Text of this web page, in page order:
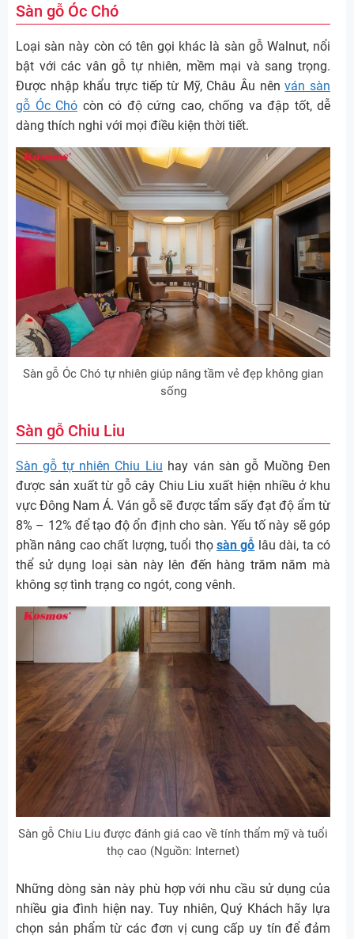
Sàn gỗ Óc Chó
Loại sàn này còn có tên gọi khác là sàn gỗ Walnut, nổi
bật với các vân gỗ tự nhiên, mềm mại và sang trọng.
Được nhập khẩu trực tiếp từ Mỹ, Châu Âu nênván sàn
gỗ Óc Chó còn có độ cứng cao, chống va đập tốt, dễ
dàng thích nghi với mọi điều kiện thời tiết.
Sàn gỗ Óc Chó tự nhiên giúp nâng tầm vẻ đẹp không gian
sống
Sàn gỗ Chiu Liu
Sàn gỗ tự nhiên Chiu Liu hay ván sàn gỗ Muồng Đen
được sản xuất từ gỗ cây Chiu Liu xuất hiện nhiều ở khu
vực Đông Nam Á. Ván gỗ sẽ được tẩm sấy đạt độ ẩm từ
8% – 12% để tạo độ ổn định cho sàn. Yếu tố này sẽ góp
phần nâng cao chất lượng, tuổi thọ sàn gỗ lâu dài, ta có
thể sử dụng loại sàn này lên đến hàng trăm năm mà
không sợ tình trạng co ngót, cong vênh.
Sàn gỗ Chiu Liu được đánh giá cao về tính thẩm mỹ và tuổi
thọ cao (Nguồn: Internet)
Những dòng sàn này phù hợp với nhu cầu sử dụng của
nhiều gia đình hiện nay. Tuy nhiên, Quý Khách hãy lựa
chọn sản phẩm từ các đơn vị cung cấp uy tín để đảm